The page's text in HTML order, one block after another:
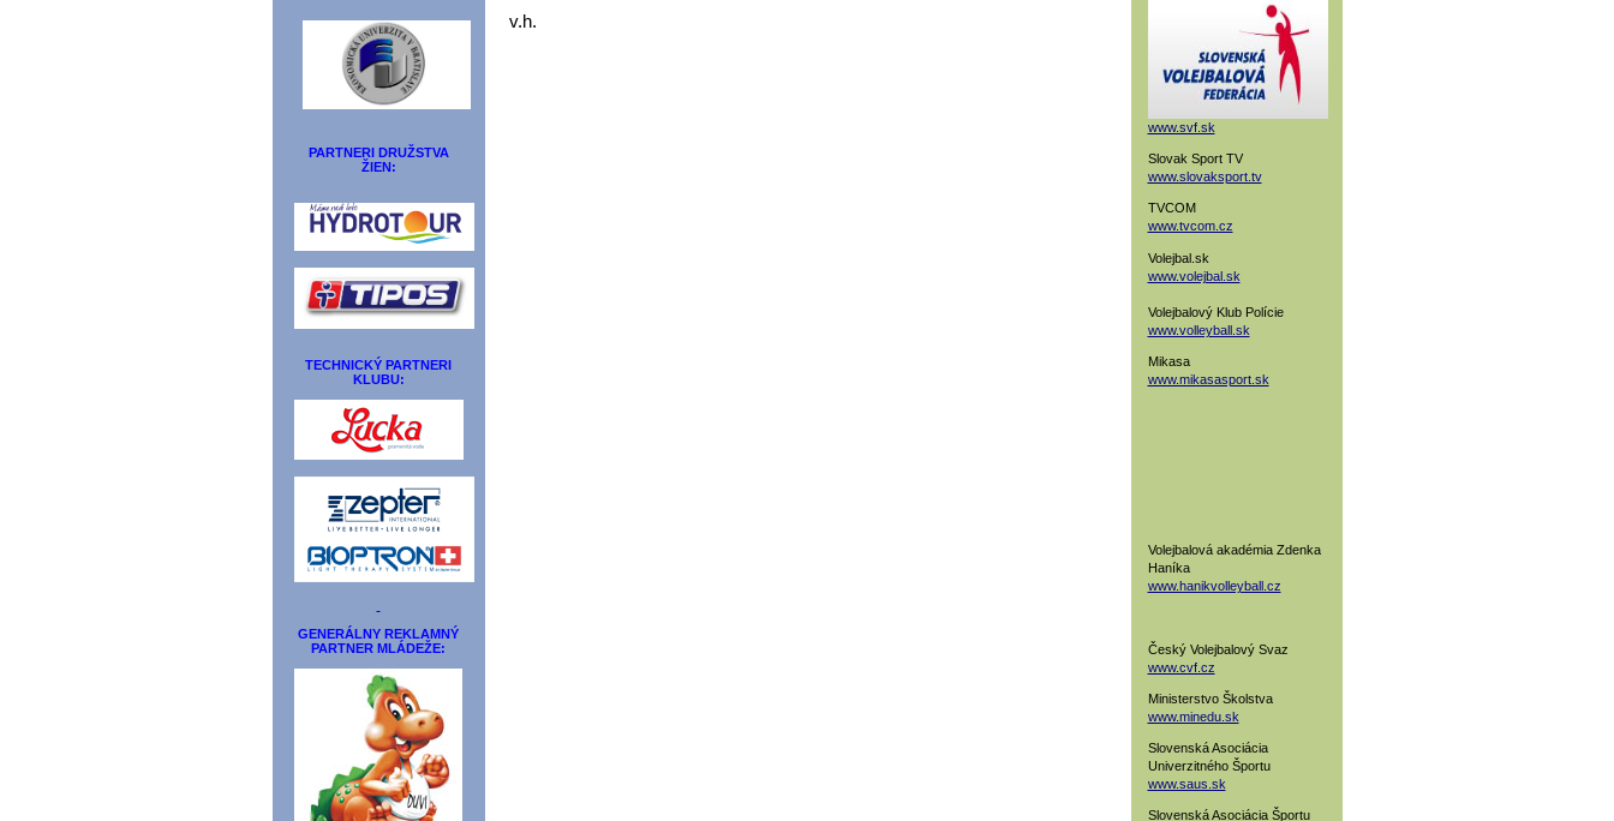
PARTNERI DRUŽSTVA
ŽIEN:
TECHNICKÝ PARTNERI
KLUBU:
GENERÁLNY REKLAMNÝ
PARTNER MLÁDEŽE:
v.h.
www.svf.sk
Slovak Sport TV
www.slovaksport.tv
TVCOM
www.tvcom.cz
Volejbal.sk
www.volejbal.sk
Volejbalový Klub Polície
www.volleyball.sk
Mikasa
www.mikasasport.sk
Volejbalová akadémia Zdenka
Haníka
www.hanikvolleyball.cz
Český Volejbalový Svaz
www.cvf.cz
Ministerstvo Školstva
www.minedu.sk
Slovenská Asociácia
Univerzitného Športu
www.saus.sk
Slovenská Asociácia Športu